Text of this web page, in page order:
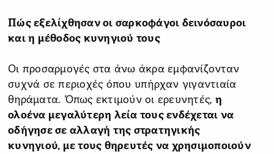
Πώς εξελίχθησαν οι σαρκοφάγοι δεινόσαυροι
και η μέθοδος κυνηγιού τους
Οι προσαρμογές στα άνω άκρα εμφανίζονταν
συχνά σε περιοχές όπου υπήρχαν γιγαντιαία
θηράματα. Όπως εκτιμούν οι ερευνητές, η
ολοένα μεγαλύτερη λεία τους ενδέχεται να
οδήγησε σε αλλαγή της στρατηγικής
κυνηγιού, με τους θηρευτές να χρησιμοποιούν